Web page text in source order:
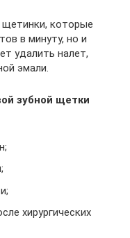
которые
в минуту, но и
удалить налет,
эмали.
зубной щетки
хирургических